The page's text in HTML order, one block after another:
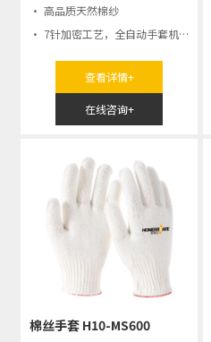
· 高品质天然棉纱
· 7针加密工艺，全自动手套机
查看详情+
在线咨询+
棉丝手套 H10-MS600